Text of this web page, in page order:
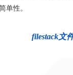
单性。
filestack文